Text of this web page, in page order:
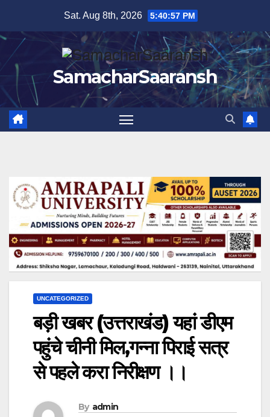
content
Sat. Aug 8th, 2026 5:40:58 PM
SamacharSaaransh
UNCATEGORIZED
बड़ी खबर (उत्तराखंड) यहां डीएम
पहुंचे चीनी मिल,गन्ना पिराई सत्र
से पहले करा निरीक्षण ।।
By admin